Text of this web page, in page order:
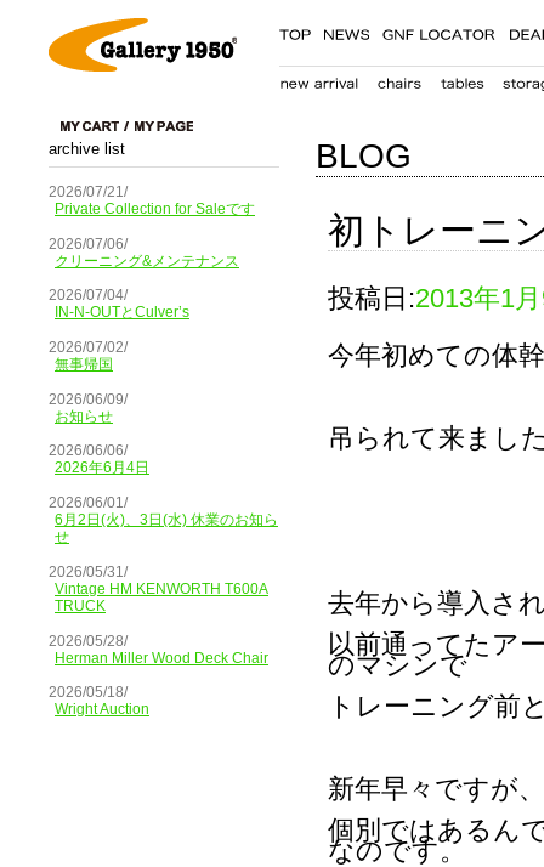
archive list
2026/07/21/
Private Collection for Saleです
2026/07/06/
クリーニング&メンテナンス
2026/07/04/
IN-N-OUTとCulver’s
2026/07/02/
無事帰国
2026/06/09/
お知らせ
2026/06/06/
2026年6月4日
2026/06/01/
6月2日(火)、3日(水) 休業のお知ら
せ
2026/05/31/
Vintage HM KENWORTH T600A
TRUCK
2026/05/28/
Herman Miller Wood Deck Chair
2026/05/18/
Wright Auction
BLOG
初トレーニ
投稿日:2013年1
今年初めての体
吊られて来まし
去年から導入さ
以前通ってたア
のマシンで
トレーニング前
新年早々ですが
個別ではあるん
なのです。